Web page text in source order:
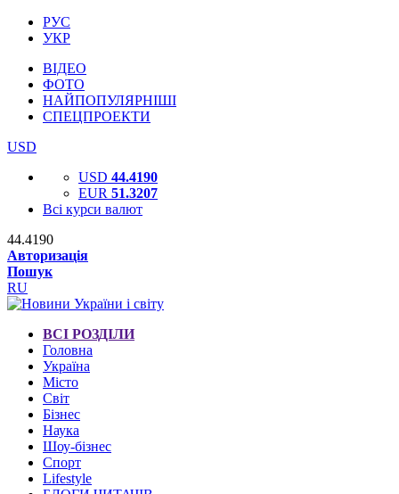
РУС
УКР
ВІДЕО
ФОТО
НАЙПОПУЛЯРНІШІ
СПЕЦПРОЕКТИ
USD
USD 44.4190
EUR 51.3207
Всі курси валют
44.4190
Авторизація
Пошук
RU
ВСІ РОЗДІЛИ
Головна
Україна
Місто
Світ
Бізнес
Наука
Шоу-бізнес
Спорт
Lifestyle